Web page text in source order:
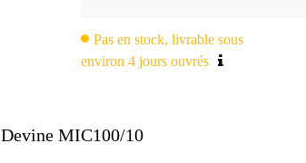
Pas en stock, livrable sous
environ 4 jours ouvrés
MIC100/10